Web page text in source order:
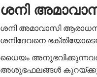
ശനി
ശനി അമാവാസി
ശനിദേവനെ
ധൈയം
അശുഭഫലങ്ങൾ